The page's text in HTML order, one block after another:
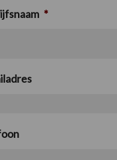
*